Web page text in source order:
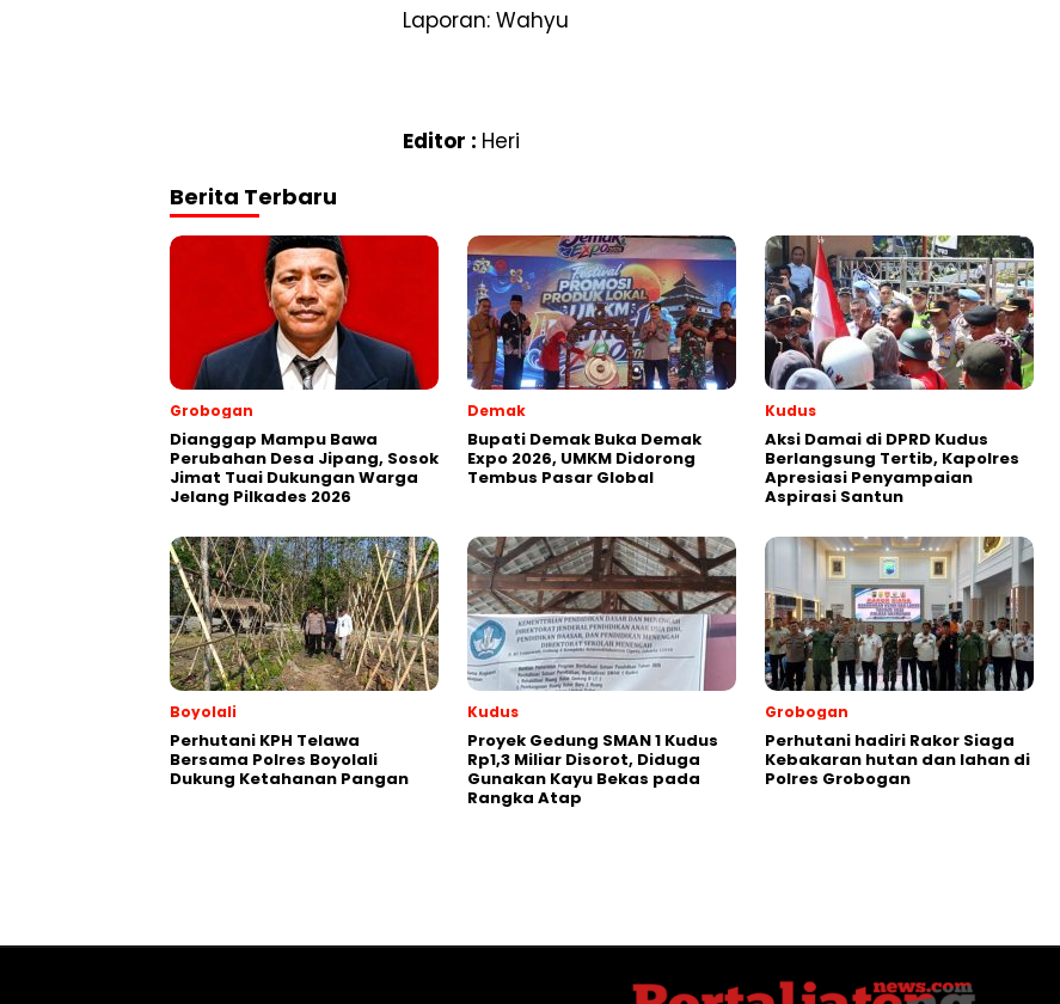
Laporan: Wahyu
Editor : Heri
Berita Terbaru
Grobogan
Dianggap Mampu Bawa
Perubahan Desa Jipang, Sosok
Jimat Tuai Dukungan Warga
Jelang Pilkades 2026
Demak
Bupati Demak Buka Demak
Expo 2026, UMKM Didorong
Tembus Pasar Global
Kudus
Aksi Damai di DPRD Kudus
Berlangsung Tertib, Kapolres
Apresiasi Penyampaian
Aspirasi Santun
Boyolali
Perhutani KPH Telawa
Bersama Polres Boyolali
Dukung Ketahanan Pangan
Kudus
Proyek Gedung SMAN 1 Kudus
Rp1,3 Miliar Disorot, Diduga
Gunakan Kayu Bekas pada
Rangka Atap
Grobogan
Perhutani hadiri Rakor Siaga
Kebakaran hutan dan lahan di
Polres Grobogan